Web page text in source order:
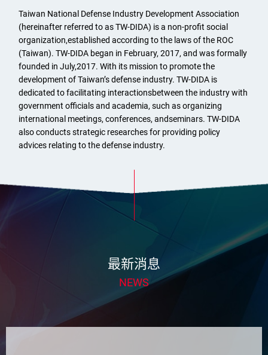
Taiwan National Defense Industry Development Association
(hereinafter referred to as TW-DIDA) is a non-profit social
organization,established according to the laws of the ROC
(Taiwan). TW-DIDA began in February, 2017, and was formally
founded in July,2017. With its mission to promote the
development of Taiwan’s defense industry. TW-DIDA is
dedicated to facilitating interactionsbetween the industry with
government officials and academia, such as organizing
international meetings, conferences, andseminars. TW-DIDA
also conducts strategic researches for providing policy
advices relating to the defense industry.
最新消息
NEWS